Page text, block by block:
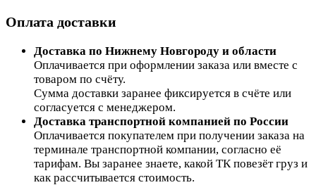
Оплата доставки
Доставка по Нижнему Новгороду и области
Оплачивается при оформлении заказа или вместе с
товаром по счёту.
Сумма доставки заранее фиксируется в счёте или
согласуется с менеджером.
Доставка транспортной компанией по России
Оплачивается покупателем при получении заказа на
терминале транспортной компании, согласно её
тарифам. Вы заранее знаете, какой ТК повезёт груз и
как рассчитывается стоимость.